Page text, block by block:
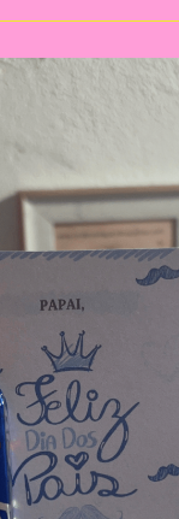
Dia
Dia
Aprendizado
Educação
Infantil
Fundamental